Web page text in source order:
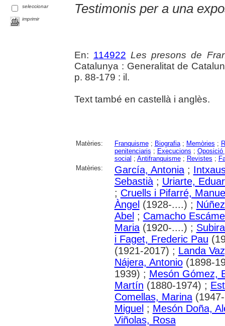
seleccionar
imprimir
Testimonis per a una
En: 114922 Les presons de
Catalunya : Generalitat de
p. 88-179 : il.
Text també en castellà i anglès.
Matèries: Franquisme; Biografia; Memòries ;
penitenciaris ; Execucions ; Oposició
social ; Antifranquisme; Revistes ;
Matèries:
García, Antonia;
Sebastià; Uriarte,
; Cruells i Pifarré,
Àngel (1928-....) ;
Abel ; Camacho
Maria(1920-....) ;
i Faget, Frederic Pau
(1921-2017) ; Landa
Nájera, Antonio(1898-
1939) ; Mesón Gómez,
Martín (1880-1974) ;
Comellas, Marina
Miguel ; Mesón Doña,
Viñolas, Rosa